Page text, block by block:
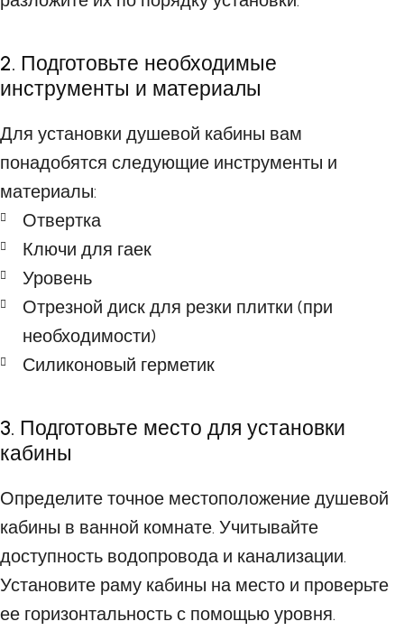
2. Подготовьте необходимые
инструменты и материалы
Для установки душевой кабины вам
понадобятся следующие инструменты и
материалы:
Отвертка
Ключи для гаек
Уровень
Отрезной диск для резки плитки (при
необходимости)
Силиконовый герметик
3. Подготовьте место для установки
кабины
Определите точное местоположение душевой
кабины в ванной комнате. Учитывайте
доступность водопровода и канализации.
Установите раму кабины на место и проверьте
ее горизонтальность с помощью уровня.